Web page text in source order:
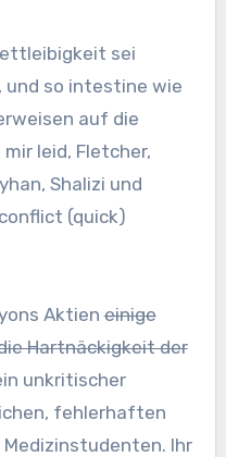
sei
und so intestine wie
auf die
leid, Fletcher,
Shalizi und
(quick)
Aktieneinige
Hartnäckigkeit der
unkritischer
fehlerhaften
Ihr